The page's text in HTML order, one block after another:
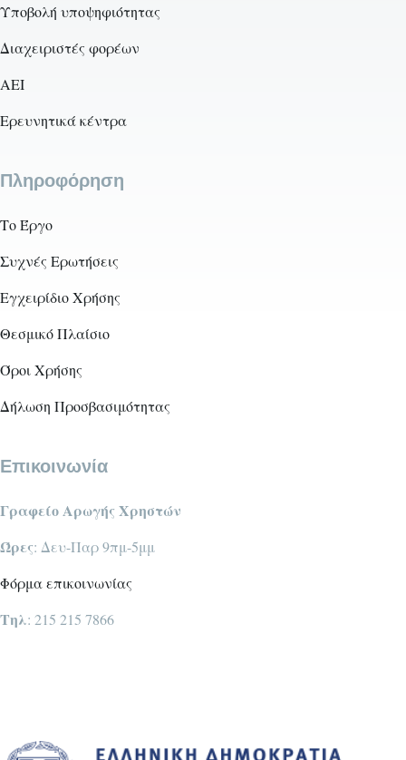
Υποβολή υποψηφιότητας
Διαχειριστές φορέων
AEI
Ερευνητικά κέντρα
Πληροφόρηση
Το Έργο
Συχνές Ερωτήσεις
Εγχειρίδιο Χρήσης
Θεσμικό Πλαίσιο
Όροι Χρήσης
Δήλωση Προσβασιμότητας
Επικοινωνία
Γραφείο Αρωγής Χρηστών
Ώρες: Δευ-Παρ 9πμ-5μμ
Φόρμα επικοινωνίας
Τηλ: 215 215 7866